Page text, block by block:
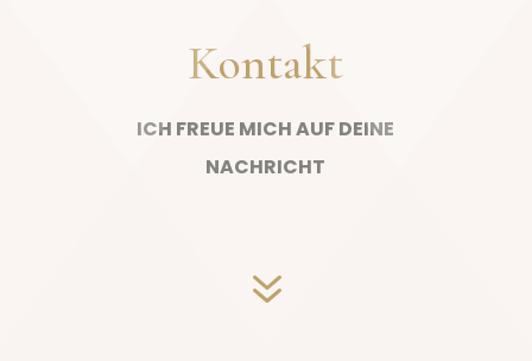
Kontakt
ICH FREUE MICH AUF DEINE
NACHRICHT
7